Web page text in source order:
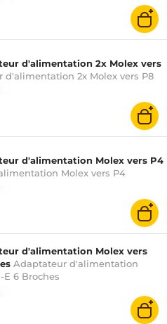
d'alimentation 2x Molex vers
d'alimentation 2x Molex vers P8
d'alimentation Molex vers P4
Molex vers P4
d'alimentation Molex vers
Adaptateur d'alimentation
E 6 Broches